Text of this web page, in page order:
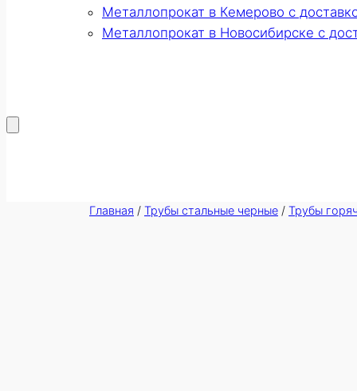
Металлопрокат в Кемерово с
Металлопрокат в Новосибирске с
Главная / Трубы стальные черные / Трубы